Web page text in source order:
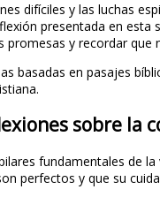
difíciles y las luchas
presentada en
y recordar que
basadas en pasajes
sobre la
fundamentales de
perfectos y que su